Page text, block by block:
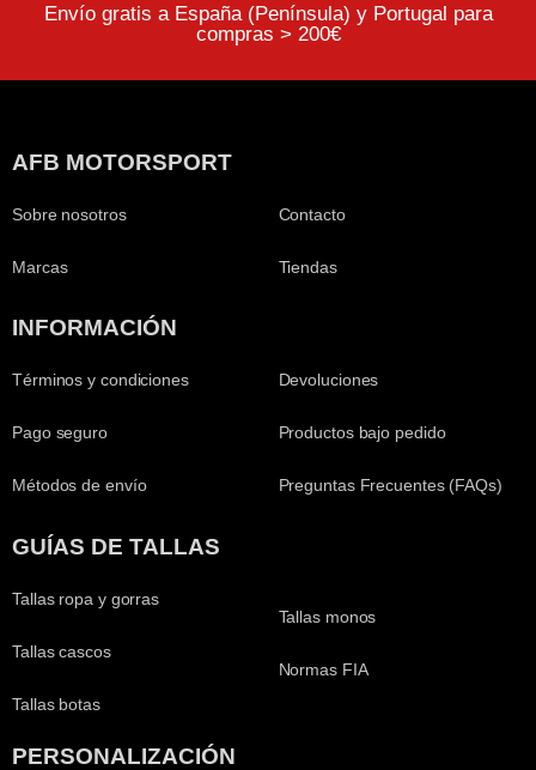
Envío gratis a España (Península) y Portugal para
compras > 200€
AFB MOTORSPORT
Sobre nosotros
Marcas
Contacto
Tiendas
INFORMACIÓN
Términos y condiciones
Pago seguro
Métodos de envío
Devoluciones
Productos bajo pedido
Preguntas Frecuentes (FAQs)
GUÍAS DE TALLAS
Tallas ropa y gorras
Tallas cascos
Tallas botas
Tallas monos
Normas FIA
PERSONALIZACIÓN